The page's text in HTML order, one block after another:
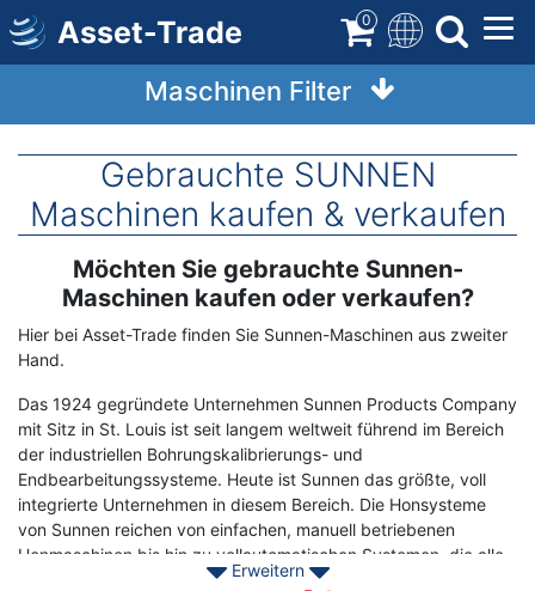
Direkt
zum
Inhalt
Asset-Trade 0
Maschinen Filter
Gebrauchte SUNNEN
Maschinen kaufen & verkaufen
Description
Möchten Sie gebrauchte Sunnen-
Maschinen kaufen oder verkaufen?
Hier bei Asset-Trade finden Sie Sunnen-Maschinen aus zweiter
Hand.
Das 1924 gegründete Unternehmen Sunnen Products Company
mit Sitz in St. Louis ist seit langem weltweit führend im Bereich
der industriellen Bohrungskalibrierungs- und
Endbearbeitungssysteme. Heute ist Sunnen das größte, voll
integrierte Unternehmen in diesem Bereich. Die Honsysteme
von Sunnen reichen von einfachen, manuell betriebenen
Honmaschinen bis hin zu vollautomatischen Systemen, die alle
für die Bohrungsbearbeitung erforderlichen Funktionen bieten,
Erweitern